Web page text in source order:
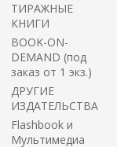
ТИРАЖНЫЕ
КНИГИ
BOOK-ON-
DEMAND (под
заказ от 1 экз.)
ДРУГИЕ
ИЗДАТЕЛЬСТВА
Flashbook и
Мультимедиа